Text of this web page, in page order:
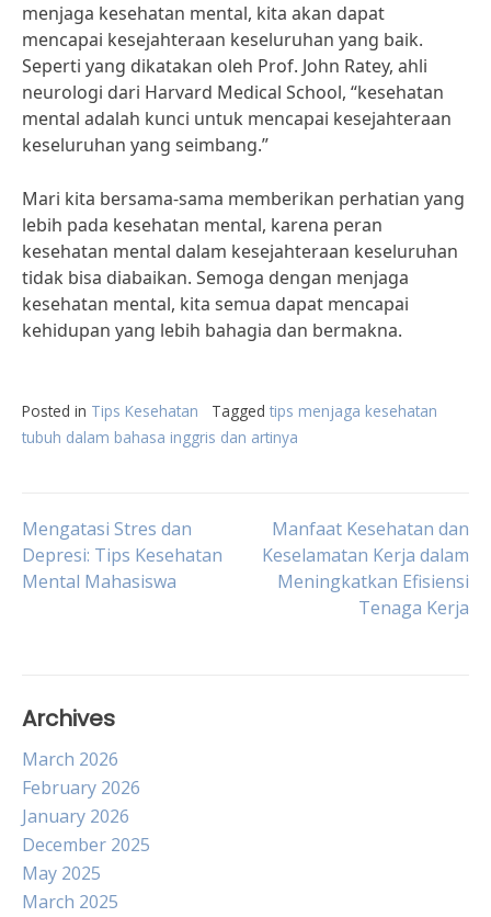
menjaga kesehatan mental, kita akan dapat
mencapai kesejahteraan keseluruhan yang baik.
Seperti yang dikatakan oleh Prof. John Ratey, ahli
neurologi dari Harvard Medical School, “kesehatan
mental adalah kunci untuk mencapai kesejahteraan
keseluruhan yang seimbang.”
Mari kita bersama-sama memberikan perhatian yang
lebih pada kesehatan mental, karena peran
kesehatan mental dalam kesejahteraan keseluruhan
tidak bisa diabaikan. Semoga dengan menjaga
kesehatan mental, kita semua dapat mencapai
kehidupan yang lebih bahagia dan bermakna.
Posted in Tips Kesehatan Tagged tips menjaga kesehatan
tubuh dalam bahasa inggris dan artinya
Post
navigation
Mengatasi Stres dan
Depresi: Tips Kesehatan
Mental Mahasiswa
Manfaat Kesehatan dan
Keselamatan Kerja dalam
Meningkatkan Efisiensi
Tenaga Kerja
Archives
March 2026
February 2026
January 2026
December 2025
May 2025
March 2025